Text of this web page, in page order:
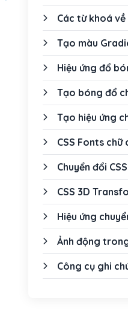
Các từ khoá
Tạo màu
Hiệu ứng đổ
Tạo bóng đổ
Tạo hiệu ứng
CSS Fonts chữ
Chuyển đổi
CSS 3D
Hiệu ứng
Ảnh động
Công cụ ghi